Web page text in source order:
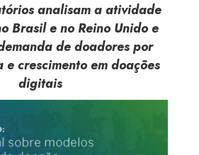
analisam a atividade
Brasil e no Reino Unidoe
de doadores por
crescimento em doações
digitais